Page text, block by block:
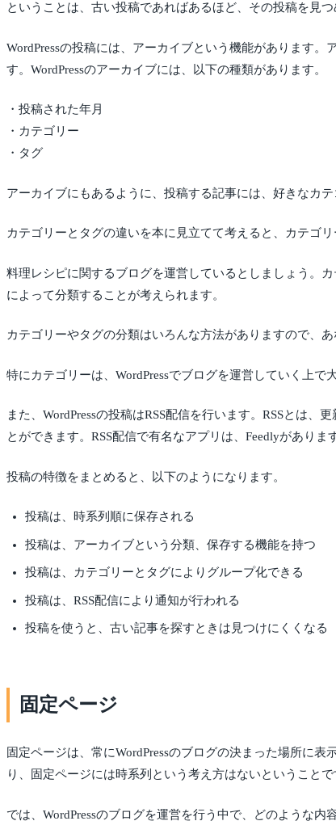
ということは、古い投稿であればあるほど、その投稿を見
WordPressの投稿には、アーカイブという機能があります
す。WordPressのアーカイブには、以下の種類があります。
・投稿された年月
・カテゴリー
・タグ
アーカイブにもあるように、投稿する記事には、好きなカ
カテゴリーとタグの違いを本に見立てて考えると、カテゴ
料理レシピに関するブログを運営しているとしましょう。
によって分類することが考えられます。
カテゴリーやタグの分類はいろんな方法がありますので、
特にカテゴリーは、WordPressでブログを運営していく上
また、WordPressの投稿はRSS配信を行います。RSSとは
とができます。RSS配信で有名なアプリは、Feedlyがありま
投稿の特徴をまとめると、以下のようになります。
投稿は、時系列順に保存される
投稿は、アーカイブという分類、保存する機能を持つ
投稿は、カテゴリーとタグによりグループ化できる
投稿は、RSS配信により通知が行われる
投稿を使うと、古い記事を探すときは見つけにくくなる
固定ページ
固定ページは、常にWordPressのブログの決まった場所に
り、固定ページには時系列という考え方はないということ
では、WordPressのブログを運営を行う中で、どのような